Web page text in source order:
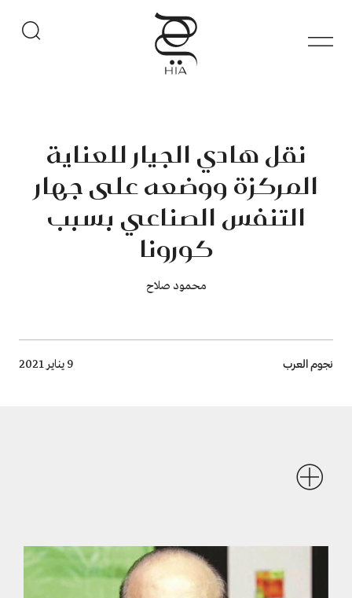
نقل هادي الجيار للعناية
المركزة ووضعه على جهار
التنفس الصناعي بسبب
كورونا
محمود صلاح
Breadcrumb
نجوم العرب